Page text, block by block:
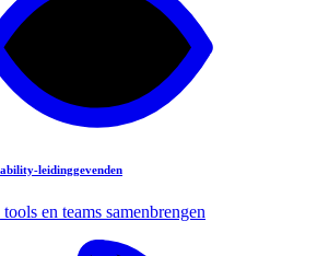
leidinggevenden
en teams samenbrengen